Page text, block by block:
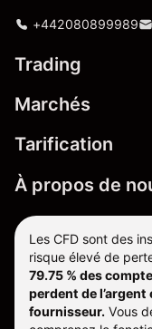
+442080899989
Trading
Marchés
Tarification
À propos de
Les CFD sont des
risque élevé de
79.75 % des
perdent de l’argent
fournisseur. Vous